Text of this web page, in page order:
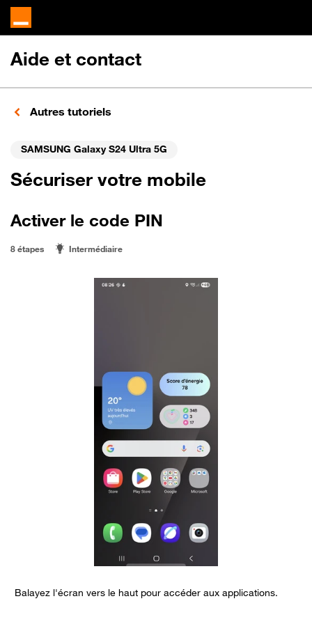
Aide et contact
Autres tutoriels
SAMSUNG Galaxy S24 Ultra 5G
Sécuriser votre mobile
Activer le code PIN
8 étapes Intermédiaire
Balayez l'écran vers le haut pour accéder aux applications.